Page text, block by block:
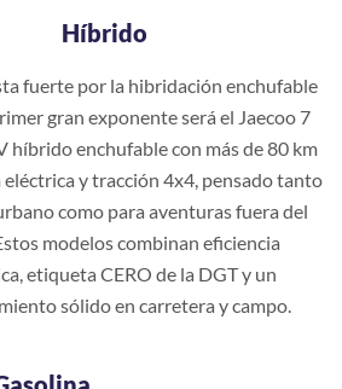
Híbrido
fuerte por la hibridación enchufable
gran exponente será el Jaecoo 7
híbrido enchufable con más de 80 km
y tracción 4x4, pensado tanto
como para aventuras fuera del
modelos combinan eficiencia
etiqueta CERO de la DGT y un
sólido en carretera y campo.